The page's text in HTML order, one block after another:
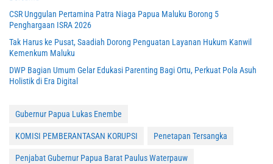
CSR Unggulan Pertamina Patra Niaga Papua Maluku Borong 5
Penghargaan ISRA 2026
Tak Harus ke Pusat, Saadiah Dorong Penguatan Layanan Hukum Kanwil
Kemenkum Maluku
DWP Bagian Umum Gelar Edukasi Parenting Bagi Ortu, Perkuat Pola Asuh
Holistik di Era Digital
Gubernur Papua Lukas Enembe
KOMISI PEMBERANTASAN KORUPSI Penetapan Tersangka
Penjabat Gubernur Papua Barat Paulus Waterpauw